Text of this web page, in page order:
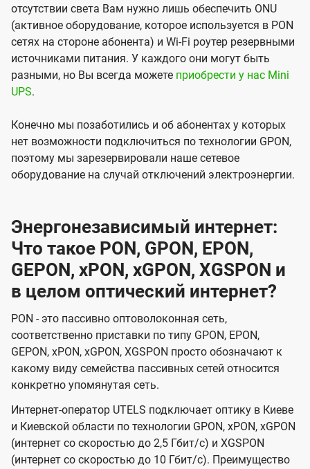
отсутствии света Вам нужно лишь обеспечить ONU
(активное оборудование, которое используется в PON
сетях на стороне абонента) и Wi-Fi роутер резервными
источниками питания. У каждого они могут быть
разными, но Вы всегда можете приобрести у нас Mini
UPS.
Конечно мы позаботились и об абонентах у которых
нет возможности подключиться по технологии GPON,
поэтому мы зарезервировали наше сетевое
оборудование на случай отключений электроэнергии.
Энергонезависимый интернет:
Что такое PON, GPON, EPON,
GEPON, xPON, xGPON, XGSPON и
в целом оптический интернет?
PON - это пассивно оптоволоконная сеть,
соответственно приставки по типу GPON, EPON,
GEPON, xPON, xGPON, XGSPON просто обозначают к
какому виду семейства пассивных сетей относится
конкретно упомянутая сеть.
Интернет-оператор UTELS подключает оптику в Киеве
и Киевской области по технологии GPON, xPON, xGPON
(интернет со скоростью до 2,5 Гбит/с) и XGSPON
(интернет со скоростью до 10 Гбит/с). Преимущество